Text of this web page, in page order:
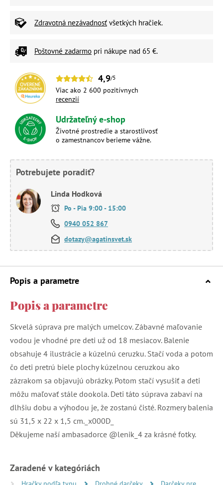
Zdravotná nezávadnosť všetkých hračiek.
Poštovné zadarmo pri nákupe nad 65 €.
4,9/5
Viac ako 2 600 pozitívnych
recenzií
Udržateľný e-shop
Životné prostredie a starostlivosť
o zamestnancov berieme vážne.
Potrebujete poradiť?
Linda Hodková
Po - Pia 9:00 - 15:00
0940 052 867
dotazy@agatinsvet.sk
Popis a parametre
Popis a parametre
Skvelá súprava pre malých umelcov. Zábavné maľovanie
vodou je vhodné pre deti už od 18 mesiacov. Balenie
obsahuje 4 ilustrácie a kúzelnú ceruzku. Stačí voda a potom
čo deti pretrú biele plochy kúzelnou ceruzkou ako
zázrakom sa objavujú obrázky. Potom stačí vysušiť a deti
môžu maľovať stále dookola. Deti táto súprava zabaví na
dlhšiu dobu a výhodou je, že zostanú čisté. Rozmery balenia
sú 31,5 x 22 x 1,5 cm._x000D_
Děkujeme naší ambasadorce @lenik_4 za krásné fotky.
Zaradené v kategóriách